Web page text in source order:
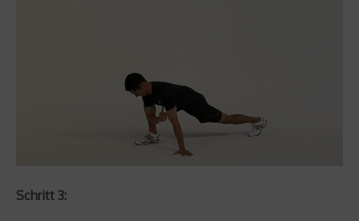
Schritt 3: